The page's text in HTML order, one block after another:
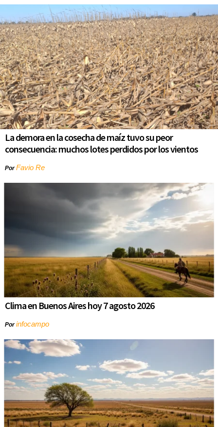
La demora en la cosecha de maíz tuvo su peor
consecuencia: muchos lotes perdidos por los vientos
PorFavio Re
Clima en Buenos Aires hoy 7 agosto 2026
Porinfocampo